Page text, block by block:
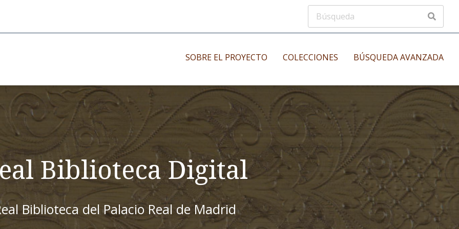
SOBRE EL PROYECTO COLECCIONES
Impresos antiguos
Impresos modernos
Impresos menores
Manuscritos musicales
Incunables
BÚSQUEDA AVANZADA
Biblioteca Digital
Biblioteca del Palacio Real de Madrid